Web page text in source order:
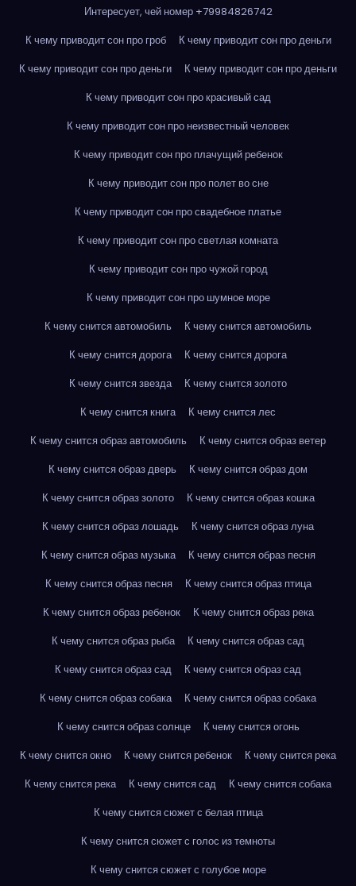
Интересует, чей номер +79984826742
К чему приводит сон про гроб
К чему приводит сон про деньги
К чему приводит сон про деньги
К чему приводит сон про деньги
К чему приводит сон про красивый сад
К чему приводит сон про неизвестный человек
К чему приводит сон про плачущий ребенок
К чему приводит сон про полет во сне
К чему приводит сон про свадебное платье
К чему приводит сон про светлая комната
К чему приводит сон про чужой город
К чему приводит сон про шумное море
К чему снится автомобиль
К чему снится автомобиль
К чему снится дорога
К чему снится дорога
К чему снится звезда
К чему снится золото
К чему снится книга
К чему снится лес
К чему снится образ автомобиль
К чему снится образ ветер
К чему снится образ дверь
К чему снится образ дом
К чему снится образ золото
К чему снится образ кошка
К чему снится образ лошадь
К чему снится образ луна
К чему снится образ музыка
К чему снится образ песня
К чему снится образ песня
К чему снится образ птица
К чему снится образ ребенок
К чему снится образ река
К чему снится образ рыба
К чему снится образ сад
К чему снится образ сад
К чему снится образ сад
К чему снится образ собака
К чему снится образ собака
К чему снится образ солнце
К чему снится огонь
К чему снится окно
К чему снится ребенок
К чему снится река
К чему снится река
К чему снится сад
К чему снится собака
К чему снится сюжет с белая птица
К чему снится сюжет с голос из темноты
К чему снится сюжет с голубое море